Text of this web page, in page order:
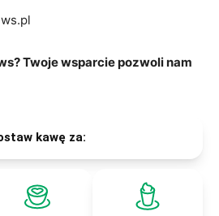
Twoje wsparcie pozwoli nam
kawę za: